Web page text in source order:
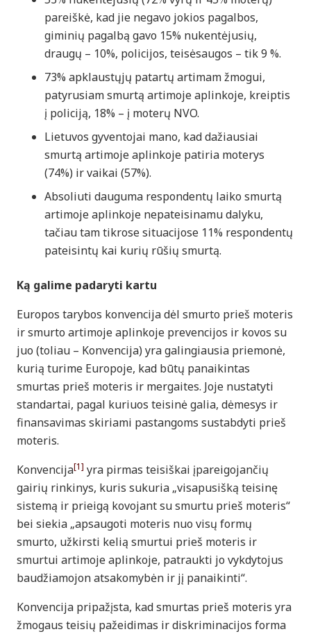
pareiškė, kad jie negavo jokios pagalbos,
giminių pagalbą gavo 15% nukentėjusių,
draugų – 10%, policijos, teisėsaugos – tik 9 %.
73% apklaustųjų patartų artimam žmogui,
patyrusiam smurtą artimoje aplinkoje, kreiptis
į policiją, 18% – į moterų NVO.
Lietuvos gyventojai mano, kad dažiausiai
smurtą artimoje aplinkoje patiria moterys
(74%) ir vaikai (57%).
Absoliuti dauguma respondentų laiko smurtą
artimoje aplinkoje nepateisinamu dalyku,
tačiau tam tikrose situacijose 11% respondentų
pateisintų kai kurių rūšių smurtą.
Ką galime padaryti kartu
Europos tarybos konvencija dėl smurto prieš moteris
ir smurto artimoje aplinkoje prevencijos ir kovos su
juo (toliau – Konvencija) yra galingiausia priemonė,
kurią turime Europoje, kad būtų panaikintas
smurtas prieš moteris ir mergaites. Joje nustatyti
standartai, pagal kuriuos teisinė galia, dėmesys ir
finansavimas skiriami pastangoms sustabdyti prieš
moteris.
Konvencija[1] yra pirmas teisiškai įpareigojančių
gairių rinkinys, kuris sukuria „visapusišką teisinę
sistemą ir prieigą kovojant su smurtu prieš moteris“
bei siekia „apsaugoti moteris nuo visų formų
smurto, užkirsti kelią smurtui prieš moteris ir
smurtui artimoje aplinkoje, patraukti jo vykdytojus
baudžiamojon atsakomybėn ir jį panaikinti“.
Konvencija pripažįsta, kad smurtas prieš moteris yra
žmogaus teisių pažeidimas ir diskriminacijos forma